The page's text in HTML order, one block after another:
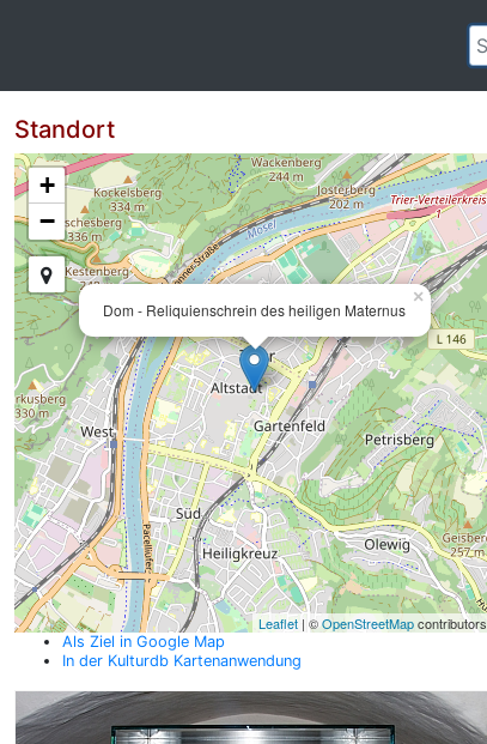
Standort
Dom - Reliquienschrein des heiligen Maternus
×
+
−
Leaflet | ©OpenStreetMapcontributors
Als Ziel in Google Map
In der Kulturdb Kartenanwendung